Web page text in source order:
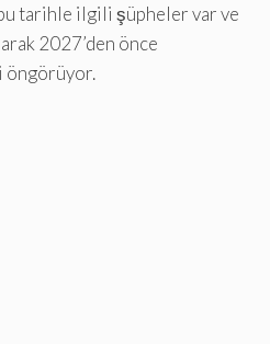
tarihle ilgili şüpheler var ve
2027’den önce
öngörüyor.